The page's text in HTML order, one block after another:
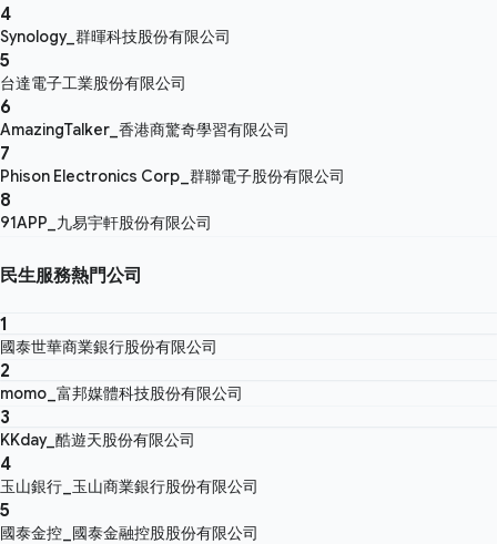
4
Synology_群暉科技股份有限公司
5
台達電子工業股份有限公司
6
AmazingTalker_香港商驚奇學習有限公司
7
Phison Electronics Corp_群聯電子股份有限公司
8
91APP_九易宇軒股份有限公司
民生服務熱門公司
1
國泰世華商業銀行股份有限公司
2
momo_富邦媒體科技股份有限公司
3
KKday_酷遊天股份有限公司
4
玉山銀行_玉山商業銀行股份有限公司
5
國泰金控_國泰金融控股股份有限公司